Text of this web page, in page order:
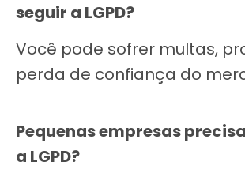
seguir a LGPD?
Você pode sofrer multas,
perda de confiança do
Pequenas empresas
a LGPD?